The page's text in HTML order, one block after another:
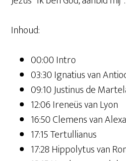
Inhoud:
00:00 Intro
03:30 Ignatius van
09:10 Justinus de
12:06 Ireneüs van Lyon
16:50 Clemens van
17:15 Tertullianus
17:28 Hippolytus van